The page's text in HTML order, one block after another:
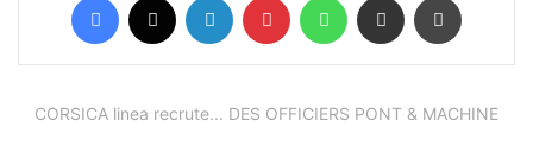
CORSICA linea recrute... DES OFFICIERS PONT & MACHINE